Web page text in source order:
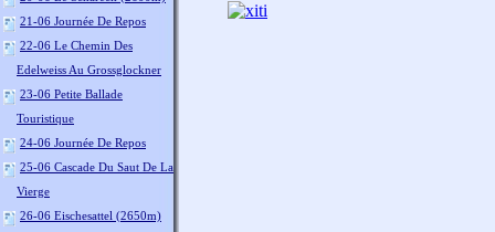
21-06 Journée De Repos
22-06 Le Chemin Des
Edelweiss Au Grossglockner
23-06 Petite Ballade
Touristique
24-06 Journée De Repos
25-06 Cascade Du Saut De La
Vierge
26-06 Eischesattel (2650m)